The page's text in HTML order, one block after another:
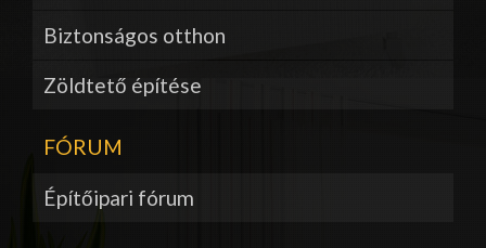
Biztonságos otthon
Zöldtető építése
FÓRUM
Építőipari fórum